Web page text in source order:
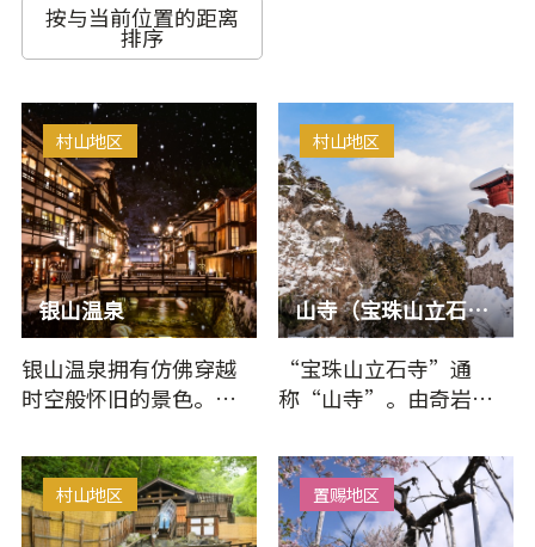
按与当前位置的距离
排序
银山温泉
村山地区
银山温泉拥有仿佛穿越
时空般怀旧的景色。在
旅馆林立的温泉街，一
到傍晚，…
山寺（宝珠山立石寺）
村山地区
“宝珠山立石寺”通
称“山寺”。由奇岩怪
和信仰的场…
村山地区 置赐地区